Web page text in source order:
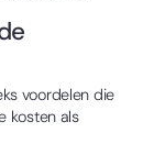
voordelen die
kosten als